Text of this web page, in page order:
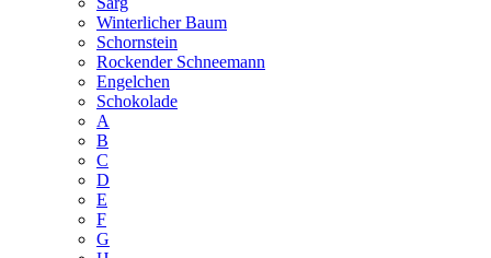
Winterlicher Baum
Schornstein
Rockender Schneemann
Engelchen
Schokolade
A
B
C
D
E
F
G